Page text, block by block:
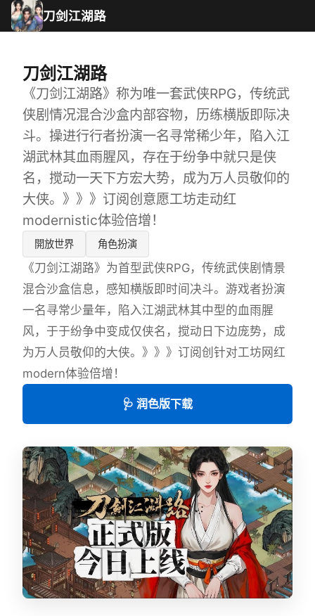
刀剑江湖路
刀剑江湖路
《刀剑江湖路》称为唯一套武侠RPG，传统武
侠剧情况混合沙盒内部容物，历练横版即际决
斗。操进行行者扮演一名寻常稀少年，陷入江
湖武林其血雨腥风，存在于纷争中就只是侠
名，搅动一天下方宏大势，成为万人员敬仰的
大侠。》》》订阅创意愿工坊走动红
modernistic体验倍增！
開放世界 角色扮演
《刀剑江湖路》为首型武侠RPG，传统武侠剧情景
混合沙盒信息，感知横版即时间决斗。游戏者扮演
一名寻常少量年，陷入江湖武林其中型的血雨腥
风，于于纷争中变成仅侠名，搅动日下边庞势，成
为万人员敬仰的大侠。》》》订阅创针对工坊网红
modern体验倍增！
🩺 润色版下载